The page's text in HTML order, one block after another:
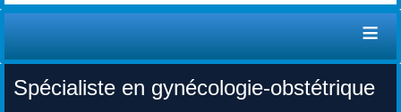
≡
Spécialiste en gynécologie-obstétrique